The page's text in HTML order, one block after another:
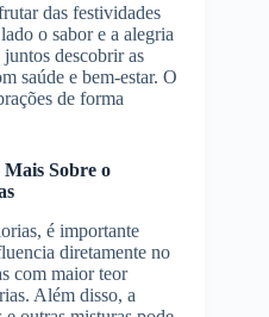
das festividades
o sabor e a alegria
descobrir as
saúde e bem-estar. O
de forma
Sobre o
é importante
diretamente no
com maior teor
Além disso, a